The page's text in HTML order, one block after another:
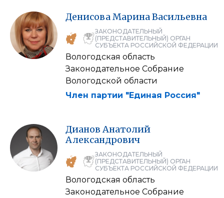
Денисова Марина Васильевна
ЗАКОНОДАТЕЛЬНЫЙ
(ПРЕДСТАВИТЕЛЬНЫЙ) ОРГАН
СУБЪЕКТА РОССИЙСКОЙ ФЕДЕРАЦИИ
Вологодская область
Законодательное Собрание
Вологодской области
Член партии "Единая Россия"
Дианов Анатолий
Александрович
ЗАКОНОДАТЕЛЬНЫЙ
(ПРЕДСТАВИТЕЛЬНЫЙ) ОРГАН
СУБЪЕКТА РОССИЙСКОЙ ФЕДЕРАЦИИ
Вологодская область
Законодательное Собрание